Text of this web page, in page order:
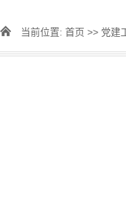
当前位置: 首页 >> 党建